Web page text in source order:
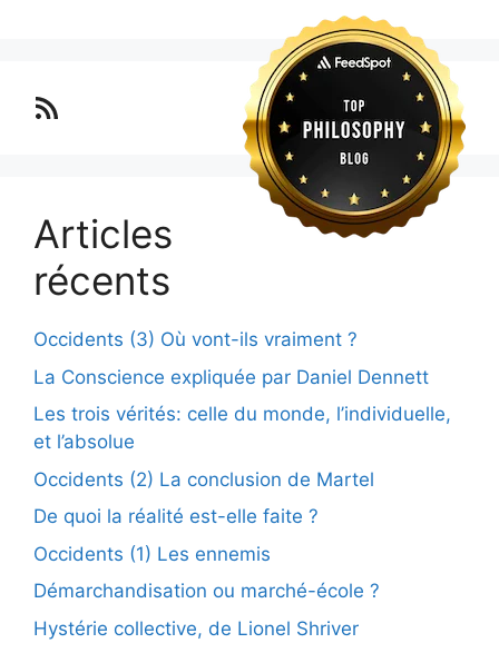
Lo blog Surimposium
Articles
récents
Occidents (3) Où vont-ils vraiment ?
La Conscience expliquée par Daniel Dennett
Les trois vérités: celle du monde, l’individuelle,
et l’absolue
Occidents (2) La conclusion de Martel
De quoi la réalité est-elle faite ?
Occidents (1) Les ennemis
Démarchandisation ou marché-école ?
Hystérie collective, de Lionel Shriver